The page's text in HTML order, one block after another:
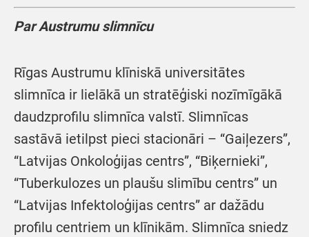
Par Austrumu slimnīcu
Rīgas Austrumu klīniskā universitātes
slimnīca ir lielākā un stratēģiski nozīmīgākā
daudzprofilu slimnīca valstī. Slimnīcas
sastāvā ietilpst pieci stacionāri – “Gaiļezers”,
“Latvijas Onkoloģijas centrs”, “Biķernieki”,
“Tuberkulozes un plaušu slimību centrs” un
“Latvijas Infektoloģijas centrs” ar dažādu
profilu centriem un klīnikām. Slimnīca sniedz